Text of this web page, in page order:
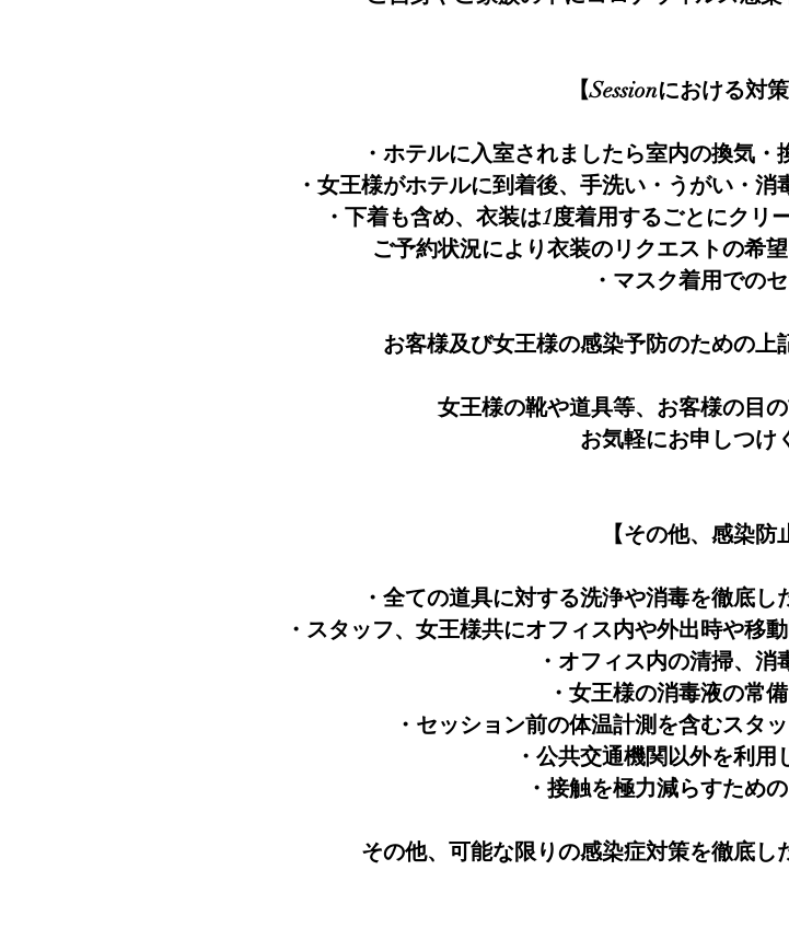
【Sessionにおける対
・ホテルに入室されましたら室内の換気・
・女王様がホテルに到着後、手洗い・うがい・消
・下着も含め、衣装は1度着用するごとにクリ
ご予約状況により衣装のリクエストの希
・マスク着用での
お客様及び女王様の感染予防のための上
女王様の靴や道具等、お客様の目
お気軽にお申しつけ
【その他、感染防
・全ての道具に対する洗浄や消毒を徹底し
・スタッフ、女王様共にオフィス内や外出時や移
・オフィス内の清掃、消
・女王様の消毒液の常
・セッション前の体温計測を含むスタ
・公共交通機関以外を利
・接触を極力減らすため
その他、可能な限りの感染症対策を徹底し